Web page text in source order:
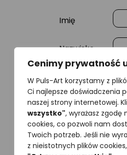
Cenimy prywatność
W Puls-Art korzystamy z
Ci najlepsze doświadczenia
naszej strony internetowej.
wszystko", wyrażasz zgodę
cookies, co pozwoli nam
Twoich potrzeb. Jeśli nie
z nieistotnych plików
Imię
Nazwisko
E-mail
Wiadomość